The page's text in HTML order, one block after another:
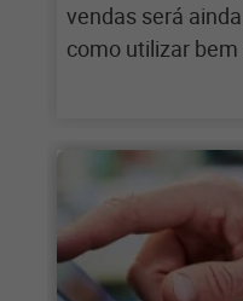
vendas será
como utilizar